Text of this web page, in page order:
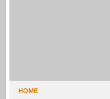
HOME